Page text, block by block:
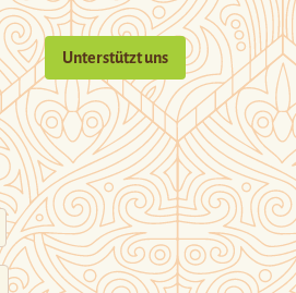
Unterstützt uns